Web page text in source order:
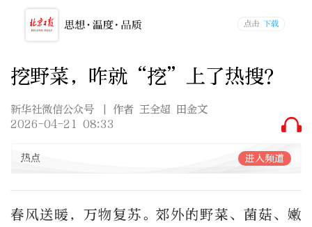
挖野菜，咋就“挖”上了热搜？
新华社微信公众号
| 作者 王全超 田金文
2026-04-21 08:33
热点 进入频道
春风送暖，万物复苏。郊外的野菜、菌菇、嫩